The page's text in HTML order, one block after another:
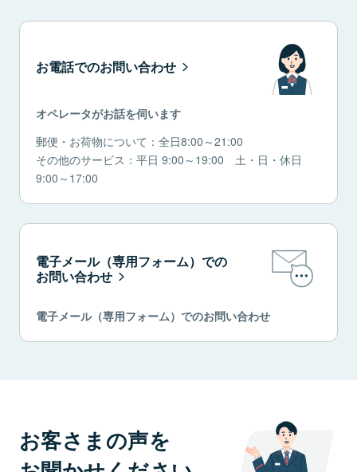
お電話でのお問い合わせ
オペレータがお話を伺います
郵便・お荷物について：全日8:00～21:00
その他のサービス：平日 9:00～19:00 土・日・休日
9:00～17:00
電子メール（専用フォーム）での
お問い合わせ
電子メール（専用フォーム）でのお問い合わせ
お客さまの声を